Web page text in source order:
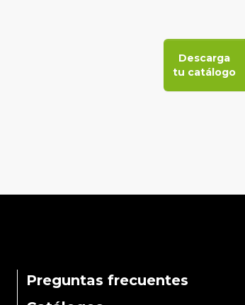
Descarga
tu catálogo
Preguntas frecuentes